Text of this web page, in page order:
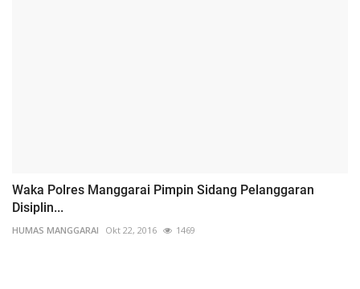
Waka Polres Manggarai Pimpin Sidang Pelanggaran
Disiplin...
HUMAS MANGGARAI Okt 22, 2016 1469